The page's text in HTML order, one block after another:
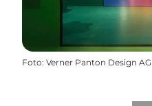
Foto: Verner Panton Design AG